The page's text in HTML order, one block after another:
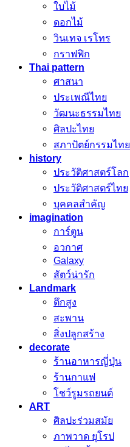
ใบไม้
ดอกไม้
วินเทจ เรโทร
กราฟฟิก
Thai pattern
ศาสนา
ประเพณีไทย
วัฒนะธรรมไทย
ศิลปะไทย
สภาปัตย์กรรมไทย
history
ประวัติศาสตร์โลก
ประวัติศาสตร์ไทย
บุคคลสำคัญ
imagination
การ์ตูน
อวกาศ
Galaxy
สัตว์น่ารัก
Landmark
ตึกสูง
สะพาน
สิ่งปลูกสร้าง
decorate
ร้านอาหารญี่ปุ่น
ร้านกาแฟ
โชว์รูมรถยนต์
ART
ศิลปะร่วมสมัย
ภาพวาด ยุโรป